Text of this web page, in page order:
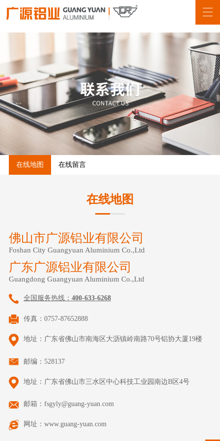
在线地图 在线留言
在线地图
佛山市广源铝业有限公司
Foshan City Guangyuan Aluminium Co.,Ltd
广东广源铝业有限公司
Guangdong Guangyuan Aluminium Co.,Ltd
全国服务热线： 400-633-6268
传真：0757-87652888
地址：广东省佛山市南海区大沥镇岭南路70号铝协大厦19楼
邮编：528137
地址：广东省佛山市三水区中心科技工业园南边B区4号
邮箱：fsgyly@guang-yuan.com
网址：www.guang-yuan.com